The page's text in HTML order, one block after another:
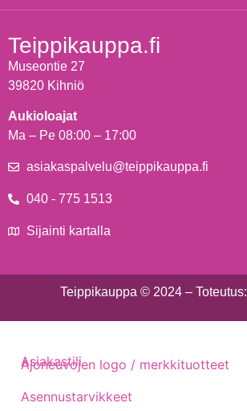
Teippikauppa.fi
Museontie 27
39820 Kihniö
Aukioloajat
Ma – Pe 08:00 – 17:00
asiakaspalvelu@teippikauppa.fi
040 - 775 1513
Sijainti kartalla
Teippikauppa © 2024 – Toteutus:
Ajoneuvojen logo / merkkituotteet
Asennustarvikkeet
Asiakastili